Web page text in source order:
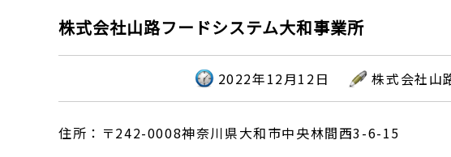
株式会社山路フードシステム大和事業所
2022年12月12日 株式会社山
住所：〒242-0008神奈川県大和市中央林間西3-6-15